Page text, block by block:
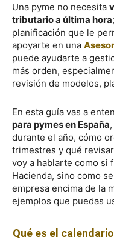
Una pyme no necesita
tributario a última hora
planificación que le
apoyarte en una
puede ayudarte a
más orden,
revisión de modelos,
En esta guía vas a
para pymes en España
durante el año, cómo
trimestres y qué
voy a hablarte como si
Hacienda, sino como
empresa encima de la
ejemplos que puedas
Qué es el